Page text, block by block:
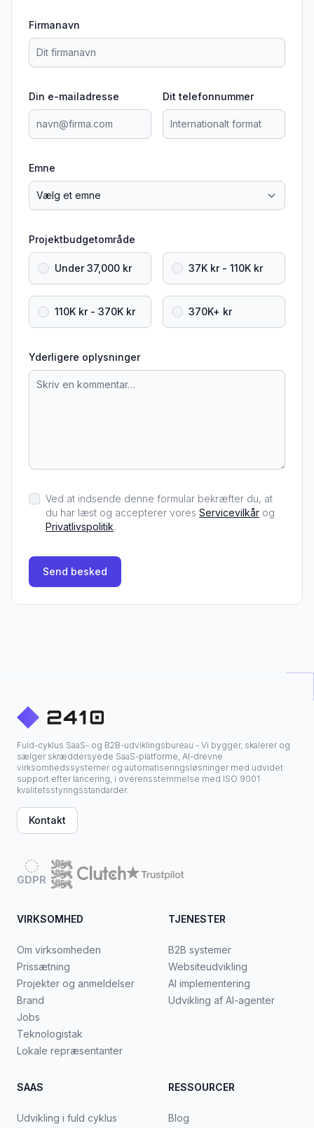
Firmanavn
Din e-mailadresse Dit telefonnummer
Emne
Projektbudgetområde
Under 37,000 kr 37K kr - 110K kr
110K kr - 370K kr 370K+ kr
Yderligere oplysninger
Ved at indsende denne formular bekræfter du, at
du har læst og accepterer vores Servicevilkår og
Privatlivspolitik.
Send besked
Fuld-cyklus SaaS- og B2B-udviklingsbureau - Vi bygger, skalerer og
sælger skræddersyede SaaS-platforme, AI-drevne
virksomhedssystemer og automatiseringsløsninger med udvidet
support efter lancering, i overensstemmelse med ISO 9001
kvalitetsstyringsstandarder.
Kontakt
GDPR
VIRKSOMHED
Om virksomheden
Prissætning
Projekter og anmeldelser
Brand
Jobs
Teknologistak
Lokale repræsentanter
TJENESTER
B2B systemer
Websiteudvikling
AI implementering
Udvikling af AI-agenter
SAAS
Udvikling i fuld cyklus
RESSOURCER
Blog